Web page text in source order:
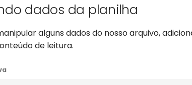
dados da planilha
alguns dados do nosso arquivo,
de leitura.